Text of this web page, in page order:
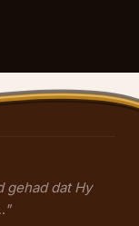
gehad dat Hy